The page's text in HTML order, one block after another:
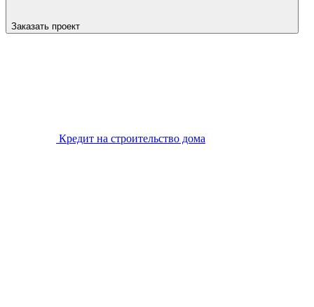
Заказать проект
Кредит на строительство дома